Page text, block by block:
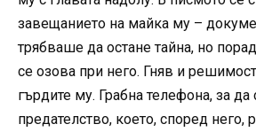
завещанието на майка му –
трябваше да остане тайна, но
се озова при него. Гняв и
гърдите му. Грабна телефона, за да
предателство, което, според